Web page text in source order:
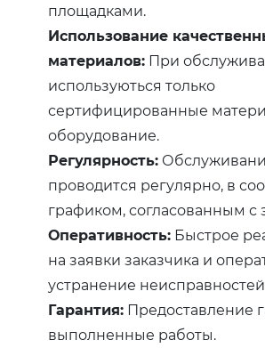
площадками.
Использование
материалов: При
используються только
сертифицированные
оборудование.
Регулярность:
проводится регулярно, в
графиком, согласованным с
Оперативность: Быстрое
на заявки заказчика и
устранение
Гарантия: Предоставление
выполненные работы.